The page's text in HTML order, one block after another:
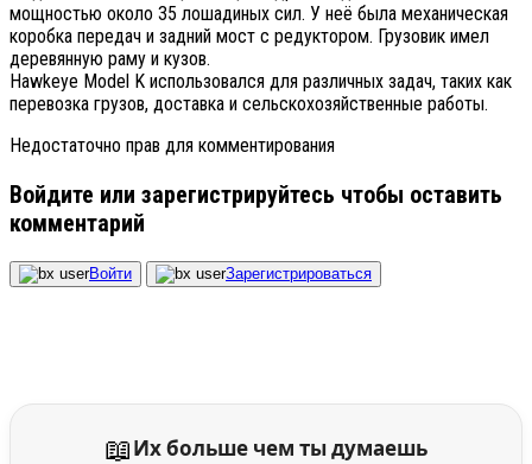
мощностью около 35 лошадиных сил. У неё была механическая
коробка передач и задний мост с редуктором. Грузовик имел
деревянную раму и кузов.
Hawkeye Model K использовался для различных задач, таких как
перевозка грузов, доставка и сельскохозяйственные работы.
Недостаточно прав для комментирования
Войдите или зарегистрируйтесь чтобы оставить
комментарий
Войти Зарегистрироваться
📖Их больше чем ты думаешь